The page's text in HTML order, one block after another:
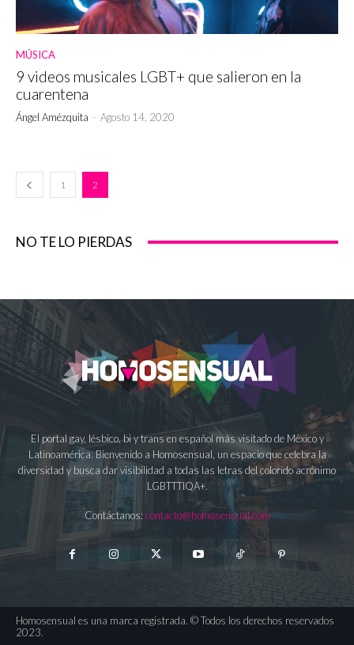
MÚSICA
9 videos musicales LGBT+ que salieron en la
cuarentena
Ángel Amézquita - Agosto 14, 2020
1 2
NO TE LO PIERDAS
El portal gay, lésbico, bi y trans en español más visitado de México y
Latinoamérica. Bienvenido a Homosensual, un espacio que celebra la
diversidad y busca dar visibilidad a todas las letras del colorido acrónimo
LGBTTTIQA+.
Contáctanos: contacto@homosensual.com
Homosensual es una marca registrada. © Todos los derechos reservados
2023.